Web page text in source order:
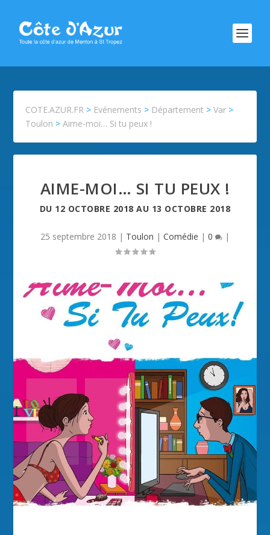
COTE.AZUR.FR > Evénements > Département >Var >
Toulon >Aime-moi… Si tu peux !
AIME-MOI… SI TU PEUX !
DU 12 OCTOBRE 2018 AU 13 OCTOBRE 2018
25 septembre 2018 | Toulon | Comédie | 0 |